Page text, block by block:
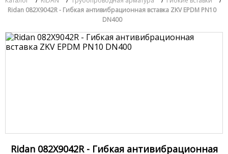
Ridan 082X9042R - Гибкая антивибрационная вставка ZKV EPDM PN10
DN400
Ridan 082X9042R - Гибкая антивибрационная